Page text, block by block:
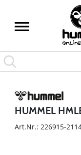
HUMMEL
Art.Nr.: 226915-